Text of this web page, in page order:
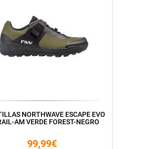
NORTHWAVE ESCAPE EVO
AM VERDE FOREST-NEGRO
99,99€